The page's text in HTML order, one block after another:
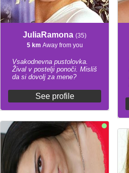
JuliaRamona (35)
5 km Away from you
Vsakodnevna pustolovka.
Žival v postelji ponoči. Misliš
da si dovolj za mene?
See profile